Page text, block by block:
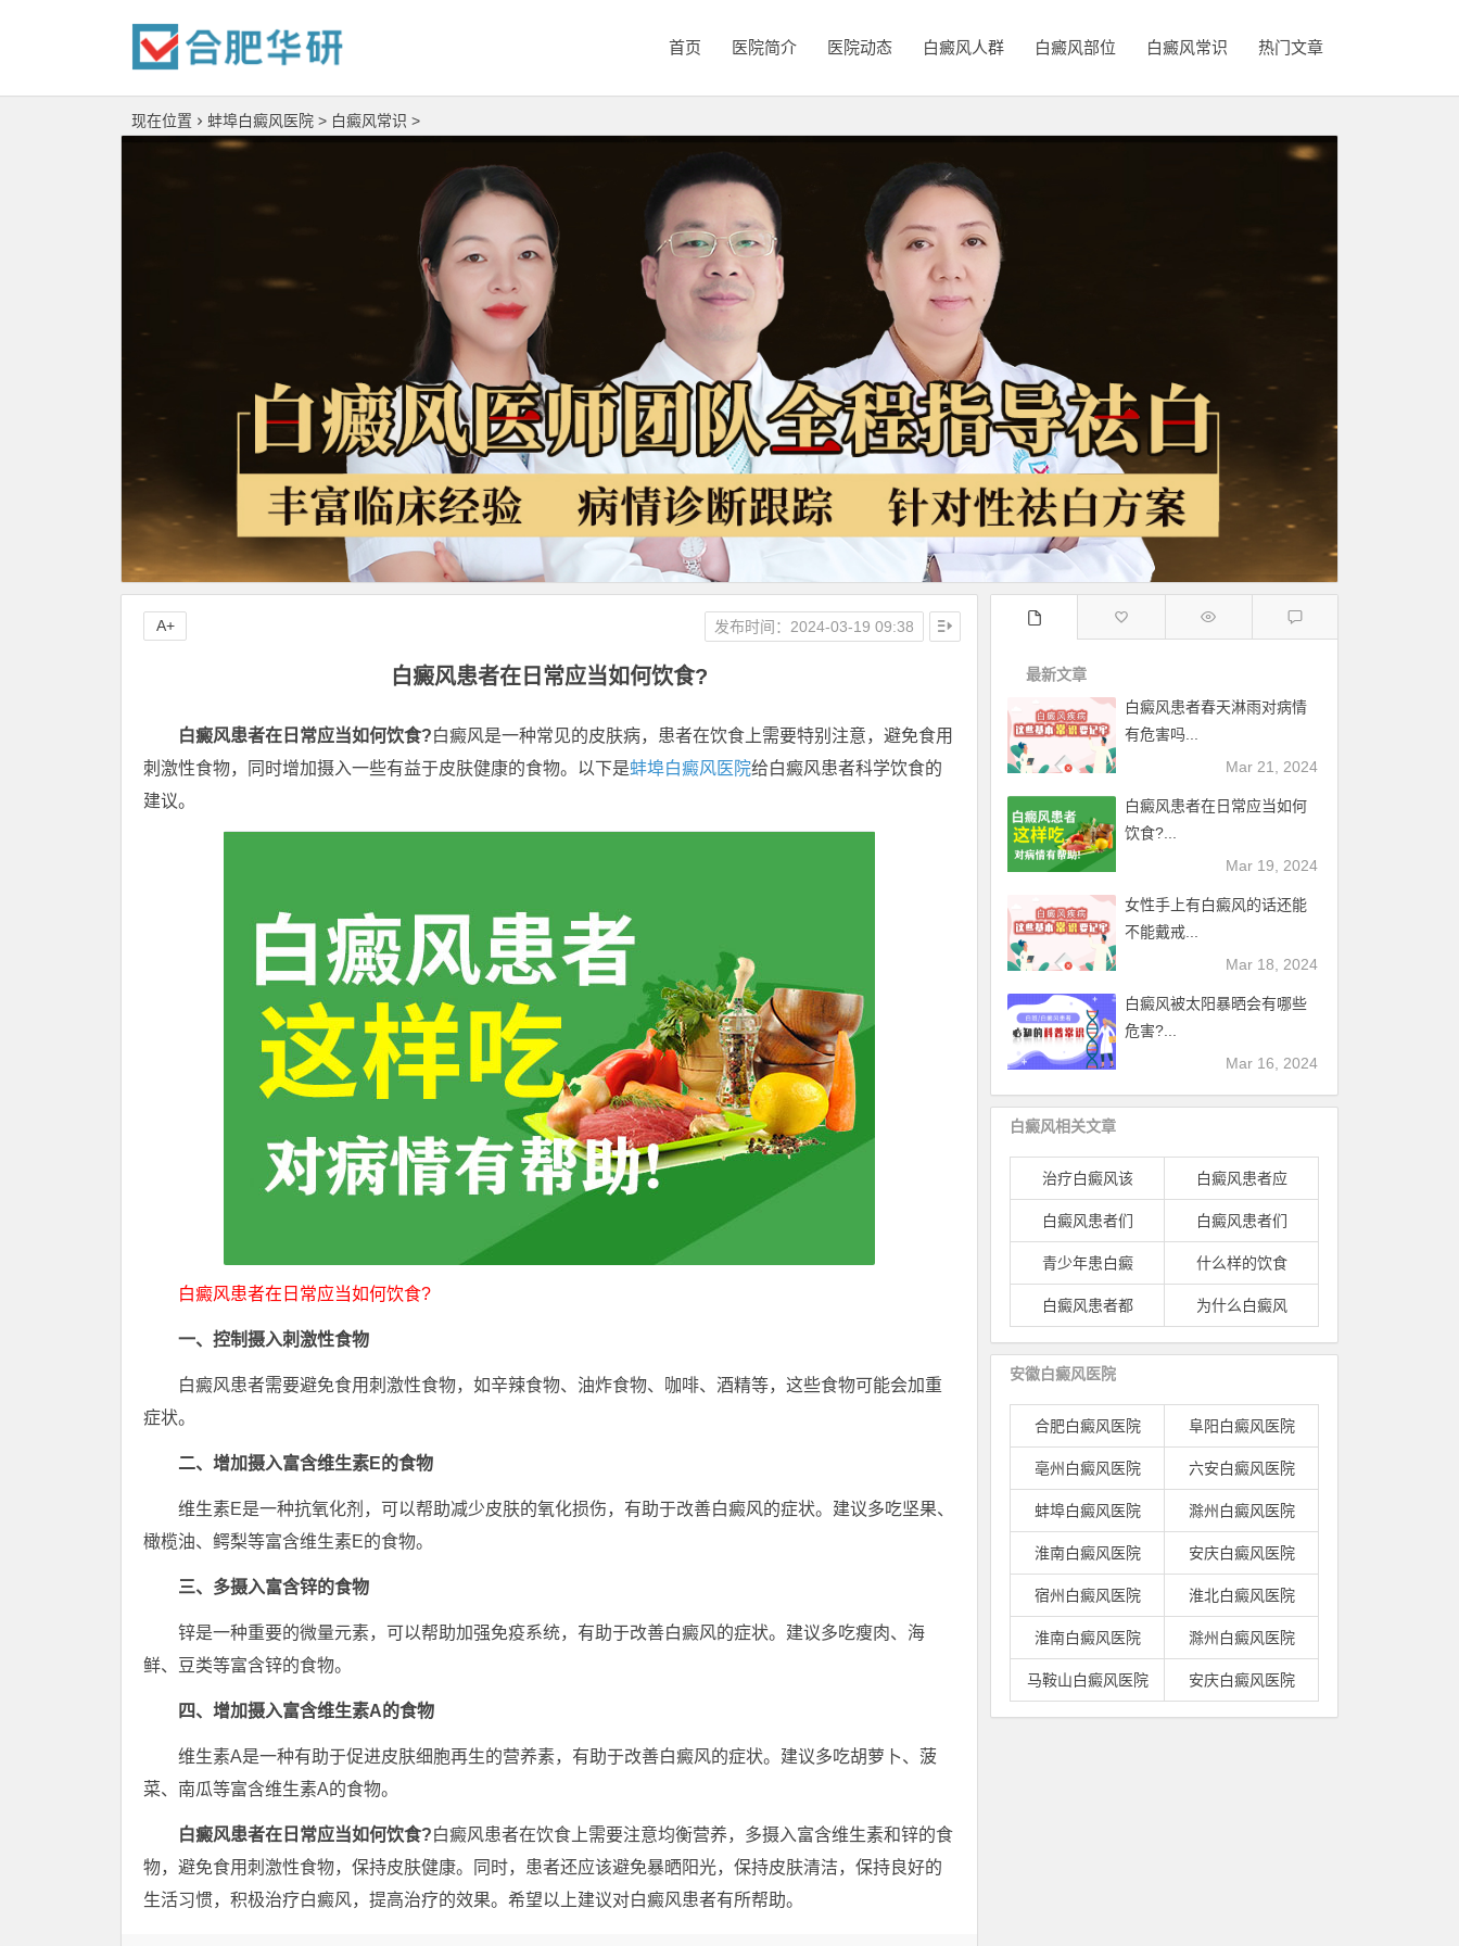
首页 医院简介 医院动态 白癜风人群 白癜风部位 白癜风常识 热门文章
现在位置 蚌埠白癜风医院 > 白癜风常识 >
白癜风患者在日常应当如何饮食?
发布时间：2024-03-19 09:38
A+
白癜风患者在日常应当如何饮食?白癜风是一种常见的皮肤病，患者在饮食上需要特别注意，避免食用
刺激性食物，同时增加摄入一些有益于皮肤健康的食物。以下是蚌埠白癜风医院给白癜风患者科学饮食的
建议。
白癜风患者在日常应当如何饮食?
一、控制摄入刺激性食物
白癜风患者需要避免食用刺激性食物，如辛辣食物、油炸食物、咖啡、酒精等，这些食物可能会加重
症状。
二、增加摄入富含维生素E的食物
维生素E是一种抗氧化剂，可以帮助减少皮肤的氧化损伤，有助于改善白癜风的症状。建议多吃坚果、
橄榄油、鳄梨等富含维生素E的食物。
三、多摄入富含锌的食物
锌是一种重要的微量元素，可以帮助加强免疫系统，有助于改善白癜风的症状。建议多吃瘦肉、海
鲜、豆类等富含锌的食物。
四、增加摄入富含维生素A的食物
维生素A是一种有助于促进皮肤细胞再生的营养素，有助于改善白癜风的症状。建议多吃胡萝卜、菠
菜、南瓜等富含维生素A的食物。
白癜风患者在日常应当如何饮食?白癜风患者在饮食上需要注意均衡营养，多摄入富含维生素和锌的食
物，避免食用刺激性食物，保持皮肤健康。同时，患者还应该避免暴晒阳光，保持皮肤清洁，保持良好的
生活习惯，积极治疗白癜风，提高治疗的效果。希望以上建议对白癜风患者有所帮助。
最新文章
白癜风患者春天淋雨对病情
有危害吗...
Mar 21, 2024
白癜风患者在日常应当如何
饮食?...
Mar 19, 2024
女性手上有白癜风的话还能
不能戴戒...
Mar 18, 2024
白癜风被太阳暴晒会有哪些
危害?...
Mar 16, 2024
白癜风相关文章
治疗白癜风该 白癜风患者应
白癜风患者们 白癜风患者们
青少年患白癜 什么样的饮食
白癜风患者都 为什么白癜风
安徽白癜风医院
合肥白癜风医院 阜阳白癜风医院
亳州白癜风医院 六安白癜风医院
蚌埠白癜风医院 滁州白癜风医院
淮南白癜风医院 安庆白癜风医院
宿州白癜风医院 淮北白癜风医院
淮南白癜风医院 滁州白癜风医院
马鞍山白癜风医院 安庆白癜风医院